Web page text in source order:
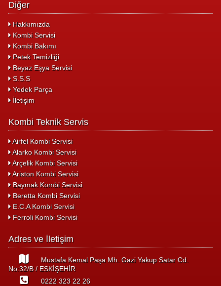
Diğer
Hakkımızda
Kombi Servisi
Kombi Bakımı
Petek Temizliği
Beyaz Eşya Servisi
S.S.S
Yedek Parça
İletişim
Kombi Teknik Servis
Airfel Kombi Servisi
Alarko Kombi Servisi
Arçelik Kombi Servisi
Ariston Kombi Servisi
Baymak Kombi Servisi
Beretta Kombi Servisi
E.C.A Kombi Servisi
Ferroli Kombi Servisi
Adres ve İletişim
Mustafa Kemal Paşa Mh. Gazi Yakup Satar Cd.
No:32/B / ESKİŞEHİR
0222 323 22 26